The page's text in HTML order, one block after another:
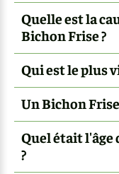
Quelle est la
Bichon Frise ?
Qui est le plus
Un Bichon
Quel était l'âge
?